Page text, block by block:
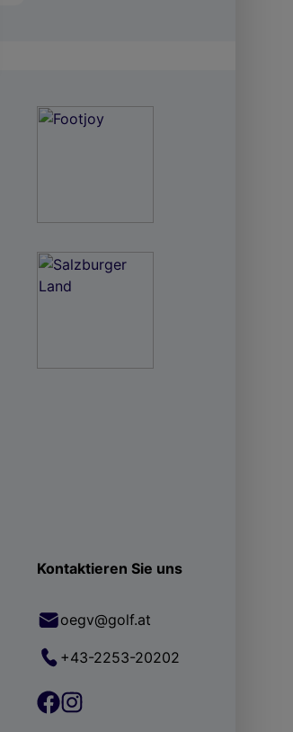
Kontaktieren Sie uns
oegv@golf.at
+43-2253-20202